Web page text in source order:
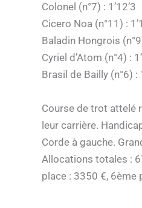
Colonel (n°7) : 1’12’3
Cicero Noa (n°11) :
Baladin Hongrois
Cyriel d’Atom (n°4) :
Brasil de Bailly (n°6) :
Course de trot attelé
leur carrière.
Corde à gauche.
Allocations totales :
place : 3350 €, 6ème